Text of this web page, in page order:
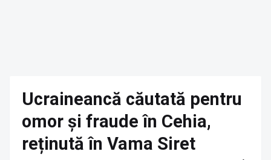
Ucraineancă căutată pentru
omor și fraude în Cehia,
reținută în Vama Siret